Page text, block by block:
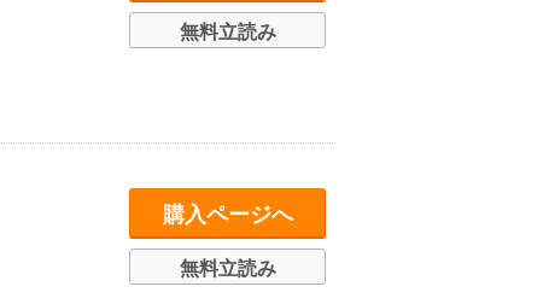
無料立読み
購入ページへ
無料立読み